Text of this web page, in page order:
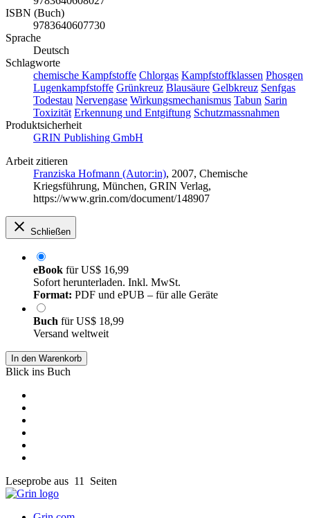
ISBN (Buch)
9783640607730
Sprache
Deutsch
Schlagworte
chemische Kampfstoffe Chlorgas Kampfstoffklassen Phosgen
Lugenkampfstoffe Grünkreuz Blausäure Gelbkreuz Senfgas
Todestau Nervengase Wirkungsmechanismus Tabun Sarin
Toxizität Erkennung und Entgiftung Schutzmassnahmen
Produktsicherheit
GRIN Publishing GmbH
Arbeit zitieren
Franziska Hofmann (Autor:in), 2007, Chemische
Kriegsführung, München, GRIN Verlag,
https://www.grin.com/document/148907
Schließen
eBook fürUS$ 16,99
Sofort herunterladen. Inkl. MwSt.
Format: PDF und ePUB – für alle Geräte
Buch fürUS$ 18,99
Versand weltweit
In den Warenkorb
Blick ins Buch
Leseprobe aus 11 Seiten